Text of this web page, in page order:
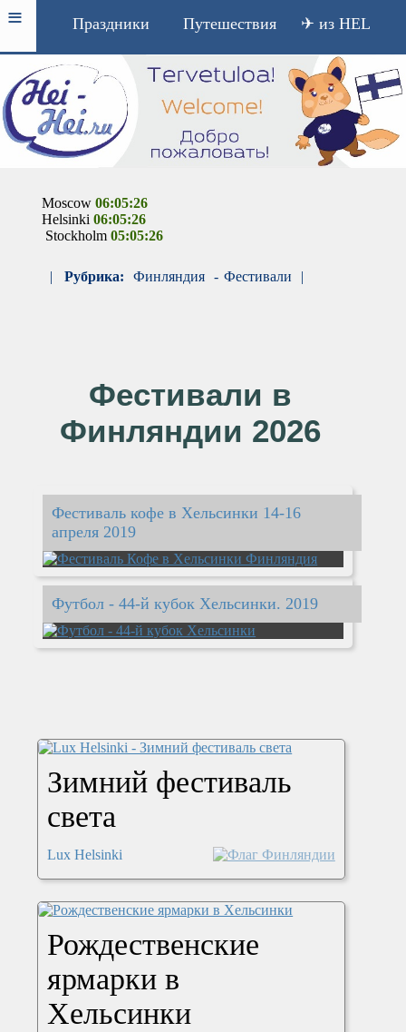
≡ Праздники Путешествия ✈ из HEL
Moscow 06:05:26
Helsinki 06:05:26
Stockholm 05:05:26
| Рубрика: Финляндия - Фестивали |
Фестивали в
Финляндии 2026
Фестиваль кофе в Хельсинки 14-16
апреля 2019
Футбол - 44-й кубок Хельсинки. 2019
Зимний фестиваль
света
Lux Helsinki
Рождественские
ярмарки в
Хельсинки